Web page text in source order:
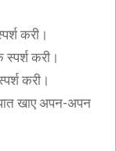
करी।
करी।
करी।
खाए अपन-अपन